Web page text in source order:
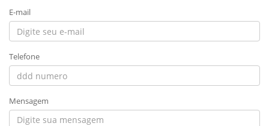
E-mail
Telefone
Mensagem